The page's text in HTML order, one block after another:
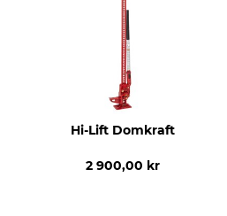
Hi-Lift Domkraft
2 900,00 kr